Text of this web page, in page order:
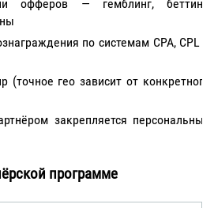
офферов — гемблинг, беттинг,
по системам CPA, CPL и
гео зависит от конкретного
закрепляется персональный
программе